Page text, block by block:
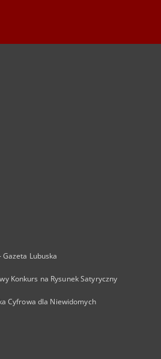
Lubuska
Konkurs na Rysunek Satyryczny
Cyfrowa dla Niewidomych